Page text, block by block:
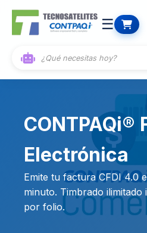
☰
CONTPAQi®
Electrónica
Emite tu factura CFDI 4.0
minuto. Timbrado ilimitado
por folio.